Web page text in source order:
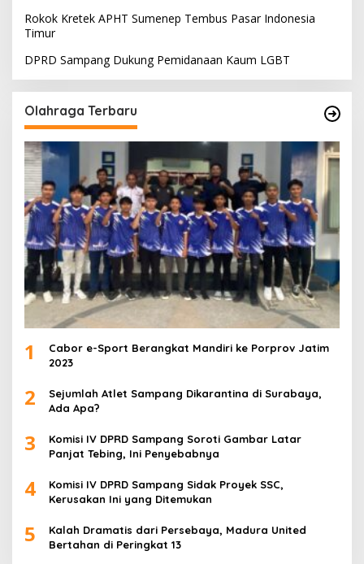
Rokok Kretek APHT Sumenep Tembus Pasar Indonesia
Timur
DPRD Sampang Dukung Pemidanaan Kaum LGBT
Olahraga Terbaru
1
Cabor e-Sport Berangkat Mandiri ke Porprov Jatim
2023
2
Sejumlah Atlet Sampang Dikarantina di Surabaya,
Ada Apa?
3
Komisi IV DPRD Sampang Soroti Gambar Latar
Panjat Tebing, Ini Penyebabnya
4
Komisi IV DPRD Sampang Sidak Proyek SSC,
Kerusakan Ini yang Ditemukan
5
Kalah Dramatis dari Persebaya, Madura United
Bertahan di Peringkat 13